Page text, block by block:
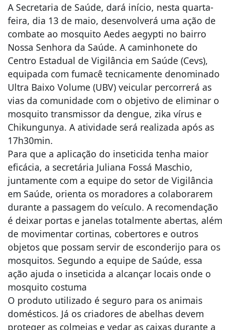
A Secretaria de Saúde, dará início, nesta quarta-
feira, dia 13 de maio, desenvolverá uma ação de
combate ao mosquito Aedes aegypti no bairro
Nossa Senhora da Saúde. A caminhonete do
Centro Estadual de Vigilância em Saúde (Cevs),
equipada com fumacê tecnicamente denominado
Ultra Baixo Volume (UBV) veicular percorrerá as
vias da comunidade com o objetivo de eliminar o
mosquito transmissor da dengue, zika vírus e
Chikungunya. A atividade será realizada após as
17h30min.
Para que a aplicação do inseticida tenha maior
eficácia, a secretária Juliana Fossá Maschio,
juntamente com a equipe do setor de Vigilância
em Saúde, orienta os moradores a colaborarem
durante a passagem do veículo. A recomendação
é deixar portas e janelas totalmente abertas, além
de movimentar cortinas, cobertores e outros
objetos que possam servir de esconderijo para os
mosquitos. Segundo a equipe de Saúde, essa
ação ajuda o inseticida a alcançar locais onde o
mosquito costuma
O produto utilizado é seguro para os animais
domésticos. Já os criadores de abelhas devem
proteger as colmeias e vedar as caixas durante a